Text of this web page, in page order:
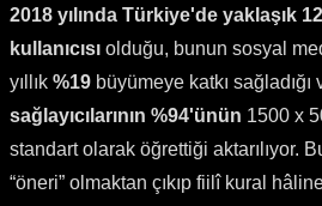
2018 yılında Türkiye'de yaklaşık
kullanıcısı olduğu, bunun sosyal
yıllık %19 büyümeye katkı sağladığı
sağlayıcılarının %94'ünün 1500 x
standart olarak öğrettiği aktarılıyor.
“öneri” olmaktan çıkıp fiilî kural